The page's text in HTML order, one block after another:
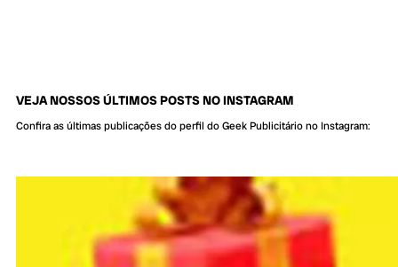
VEJA NOSSOS ÚLTIMOS POSTS NO INSTAGRAM
Confira as últimas publicações do perfil do Geek Publicitário no Instagram: